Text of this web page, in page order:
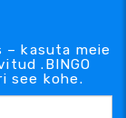
– kasuta meie
.BINGO
see kohe.